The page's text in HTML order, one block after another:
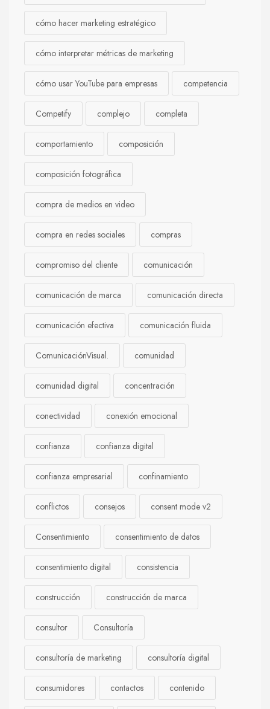
cómo hacer marketing estratégico
cómo interpretar métricas de marketing
cómo usar YouTube para empresas competencia
Competify complejo completa
comportamiento composición
composición fotográfica
compra de medios en video
compra en redes sociales compras
compromiso del cliente comunicación
comunicación de marca comunicación directa
comunicación efectiva comunicación fluida
ComunicaciónVisual. comunidad
comunidad digital concentración
conectividad conexión emocional
confianza confianza digital
confianza empresarial confinamiento
conflictos consejos consent mode v2
Consentimiento consentimiento de datos
consentimiento digital consistencia
construcción construcción de marca
consultor Consultoría
consultoría de marketing consultoría digital
consumidores contactos contenido